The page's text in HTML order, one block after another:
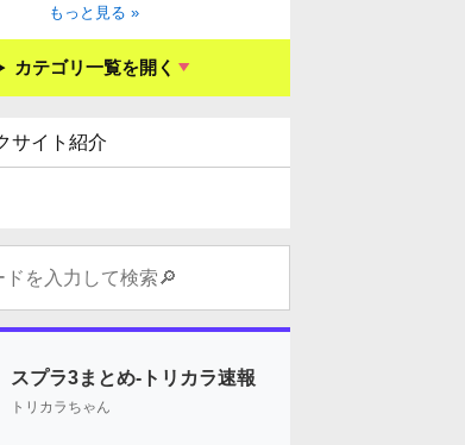
もっと見る »
カテゴリ一覧を開く
サイト紹介
スプラ3まとめ-トリカラ速報
トリカラちゃん